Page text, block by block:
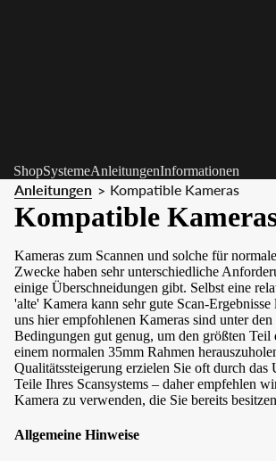
ShopSystemeAnleitungenInformationen
Anleitungen > Kompatible Kameras
Kompatible
Kameras zum Scannen und solche für
Zwecke haben sehr unterschiedliche
einige Überschneidungen gibt. Selbst eine
'alte' Kamera kann sehr gute Scan-
uns hier empfohlenen Kameras sind unter
Bedingungen gut genug, um den größten Teil
einem normalen 35mm Rahmen
Qualitätssteigerung erzielen Sie oft durch das
Teile Ihres Scansystems – daher empfehlen
Kamera zu verwenden, die Sie bereits
Allgemeine Hinweise